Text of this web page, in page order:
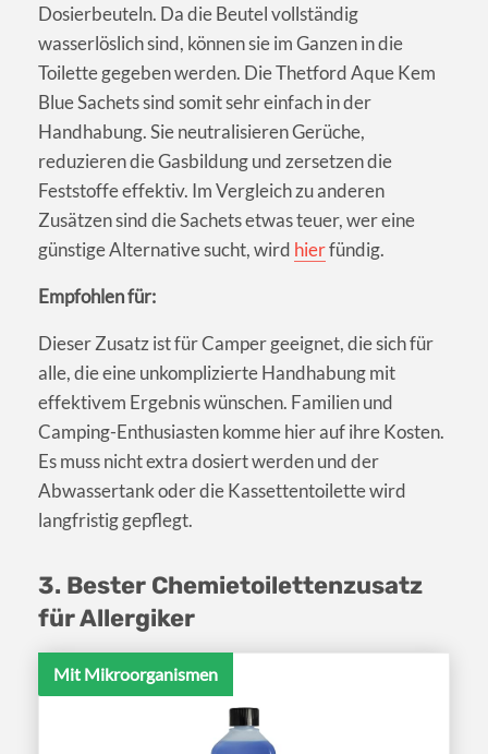
Dosierbeuteln. Da die Beutel vollständig
wasserlöslich sind, können sie im Ganzen in die
Toilette gegeben werden. Die Thetford Aque Kem
Blue Sachets sind somit sehr einfach in der
Handhabung. Sie neutralisieren Gerüche,
reduzieren die Gasbildung und zersetzen die
Feststoffe effektiv. Im Vergleich zu anderen
Zusätzen sind die Sachets etwas teuer, wer eine
günstige Alternative sucht, wird hierfündig.
Empfohlen für:
Dieser Zusatz ist für Camper geeignet, die sich für
alle, die eine unkomplizierte Handhabung mit
effektivem Ergebnis wünschen. Familien und
Camping-Enthusiasten komme hier auf ihre Kosten.
Es muss nicht extra dosiert werden und der
Abwassertank oder die Kassettentoilette wird
langfristig gepflegt.
3. Bester Chemietoilettenzusatz
für Allergiker
Mit Mikroorganismen